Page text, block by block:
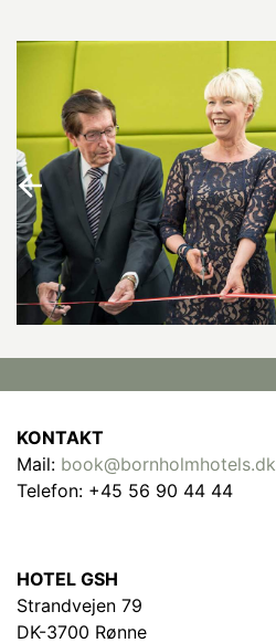
KONTAKT
Mail: book@bornholmhotels.dk
Telefon: +45 56 90 44 44
HOTEL GSH
Strandvejen 79
DK-3700 Rønne